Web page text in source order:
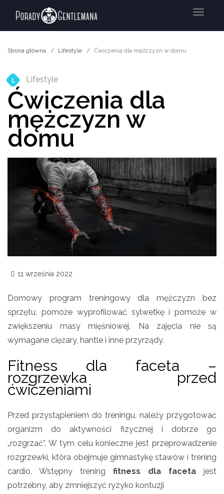
Menu
Strona główna Lifestyle Ćwiczenia dla mężczyzn w domu
L Lifestyle
Ćwiczenia dla
mężczyzn w
domu
11 września 2022
Domowy program treningowy dla mężczyzn bez
sprzętu, pomoże wyprofilować sylwetkę i pomoże w
zwiększeniu masy mięśniowej. Na zajęcia nie są
wymagane ciężary, hantle i inne przyrządy.
Fitness dla faceta –
rozgrzewka przed
ćwiczeniami
Przed przystąpieniem do treningu, należy przygotować
organizm do aktywności fizycznej i dobrze go
„rozgrzać”. W tym celu konieczne jest przeprowadzenie
rozgrzewki, która obejmuje gimnastykę stawów i trening
cardio. Wstępny trening fitness dla faceta jest
potrzebny, aby zmniejszyć ryzyko kontuzji